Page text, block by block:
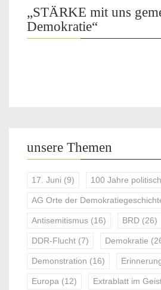
„STÄRKE mit uns
Demokratie“
unsere Themen
17. Juni (9) 100 Jahre
AG Orte der
Antisemitismus (16) BRD (26)
DDR-Flucht (7) Demokratie
Demonstration (16)
Europa (12) Extrablatt im